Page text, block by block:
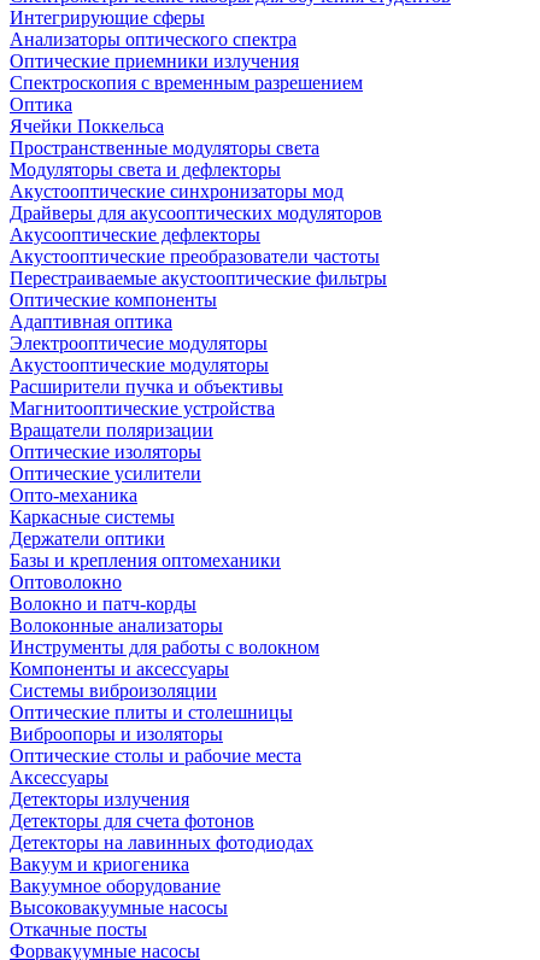
Интегрирующие сферы
Анализаторы оптического спектра
Оптические приемники излучения
Спектроскопия с временным разрешением
Оптика
Ячейки Поккельса
Пространственные модуляторы света
Модуляторы света и дефлекторы
Акустооптические синхронизаторы мод
Драйверы для акусооптических модуляторов
Акусооптические дефлекторы
Акустооптические преобразователи частоты
Перестраиваемые акустооптические фильтры
Оптические компоненты
Адаптивная оптика
Электрооптичесие модуляторы
Акустооптические модуляторы
Расширители пучка и объективы
Магнитооптические устройства
Вращатели поляризации
Оптические изоляторы
Оптические усилители
Опто-механика
Каркасные системы
Держатели оптики
Базы и крепления оптомеханики
Оптоволокно
Волокно и патч-корды
Волоконные анализаторы
Инструменты для работы с волокном
Компоненты и аксессуары
Системы виброизоляции
Оптические плиты и столешницы
Виброопоры и изоляторы
Оптические столы и рабочие места
Аксессуары
Детекторы излучения
Детекторы для счета фотонов
Детекторы на лавинных фотодиодах
Вакуум и криогеника
Вакуумное оборудование
Высоковакуумные насосы
Откачные посты
Форвакуумные насосы